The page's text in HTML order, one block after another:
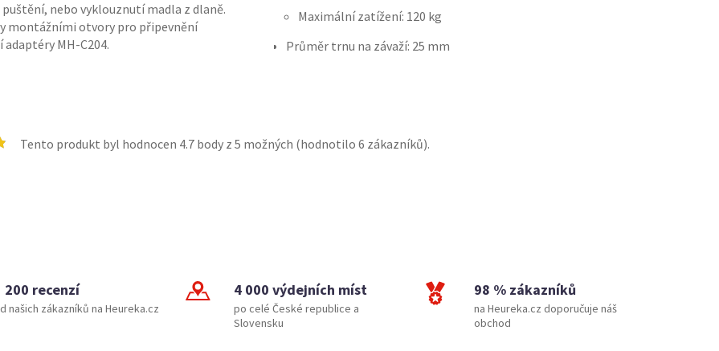
nebo vyklouznutí madla z dlaně.
montážními otvory pro připevnění
adaptéry MH-C204.
Maximální zatížení: 120 kg
Průměr trnu na závaží: 25 mm
Tento produkt byl hodnocen 4.7body z 5 možných (hodnotilo 6 zákazníků).
200 recenzí
našich zákazníků na Heureka.cz
4 000 výdejních míst
po celé České republice a
Slovensku
98 % zákazníků
na Heureka.cz doporučuje náš
obchod